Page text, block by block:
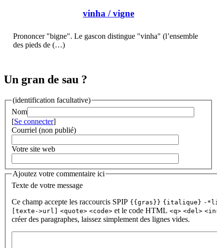
vinha / vigne
Prononcer "bigne". Le gascon distingue "vinha" (l’ensemble
des pieds de (…)
Un gran de sau ?
(identification facultative)
Nom
[Se connecter]
Courriel (non publié)
Votre site web
Ajoutez votre commentaire ici
Texte de votre message
Ce champ accepte les raccourcis SPIP {{gras}} {italique} -
[texte->url] <quote> <code> et le code HTML <q> <del>
créer des paragraphes, laissez simplement des lignes vides.